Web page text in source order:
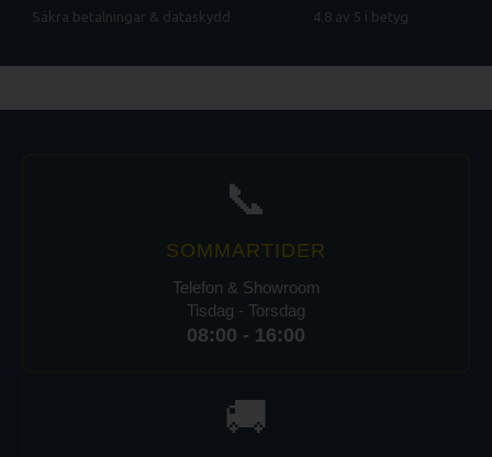
Säkra betalningar & dataskydd 4.8 av 5 i betyg
📞
SOMMARTIDER
Telefon & Showroom
Tisdag - Torsdag
08:00 - 16:00
🚚